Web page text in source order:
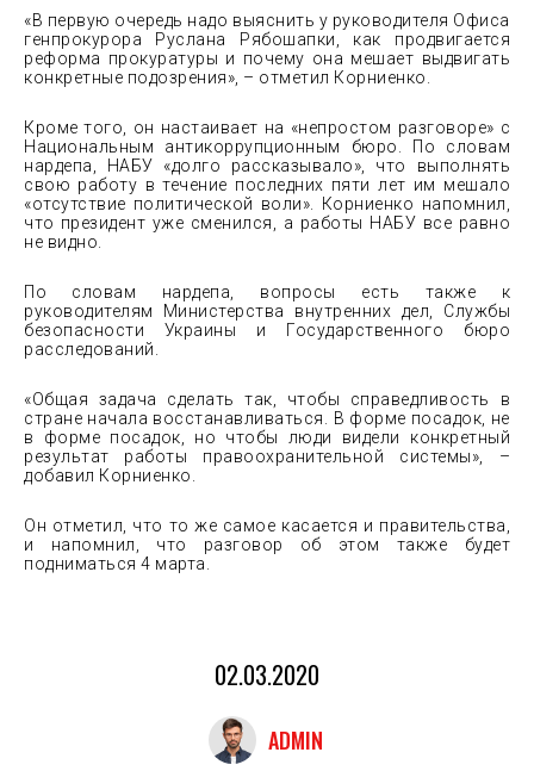
«В первую очередь надо выяснить у руководителя Офиса
генпрокурора Руслана Рябошапки, как продвигается
реформа прокуратуры и почему она мешает выдвигать
конкретные подозрения», – отметил Корниенко.
Кроме того, он настаивает на «непростом разговоре» с
Национальным антикоррупционным бюро. По словам
нардепа, НАБУ «долго рассказывало», что выполнять
свою работу в течение последних пяти лет им мешало
«отсутствие политической воли». Корниенко напомнил,
что президент уже сменился, а работы НАБУ все равно
не видно.
По словам нардепа, вопросы есть также к
руководителям Министерства внутренних дел, Службы
безопасности Украины и Государственного бюро
расследований.
«Общая задача сделать так, чтобы справедливость в
стране начала восстанавливаться. В форме посадок, не
в форме посадок, но чтобы люди видели конкретный
результат работы правоохранительной системы», –
добавил Корниенко.
Он отметил, что то же самое касается и правительства,
и напомнил, что разговор об этом также будет
подниматься 4 марта.
02.03.2020
ADMIN